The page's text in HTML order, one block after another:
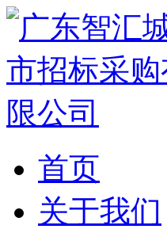
首页
关于我们